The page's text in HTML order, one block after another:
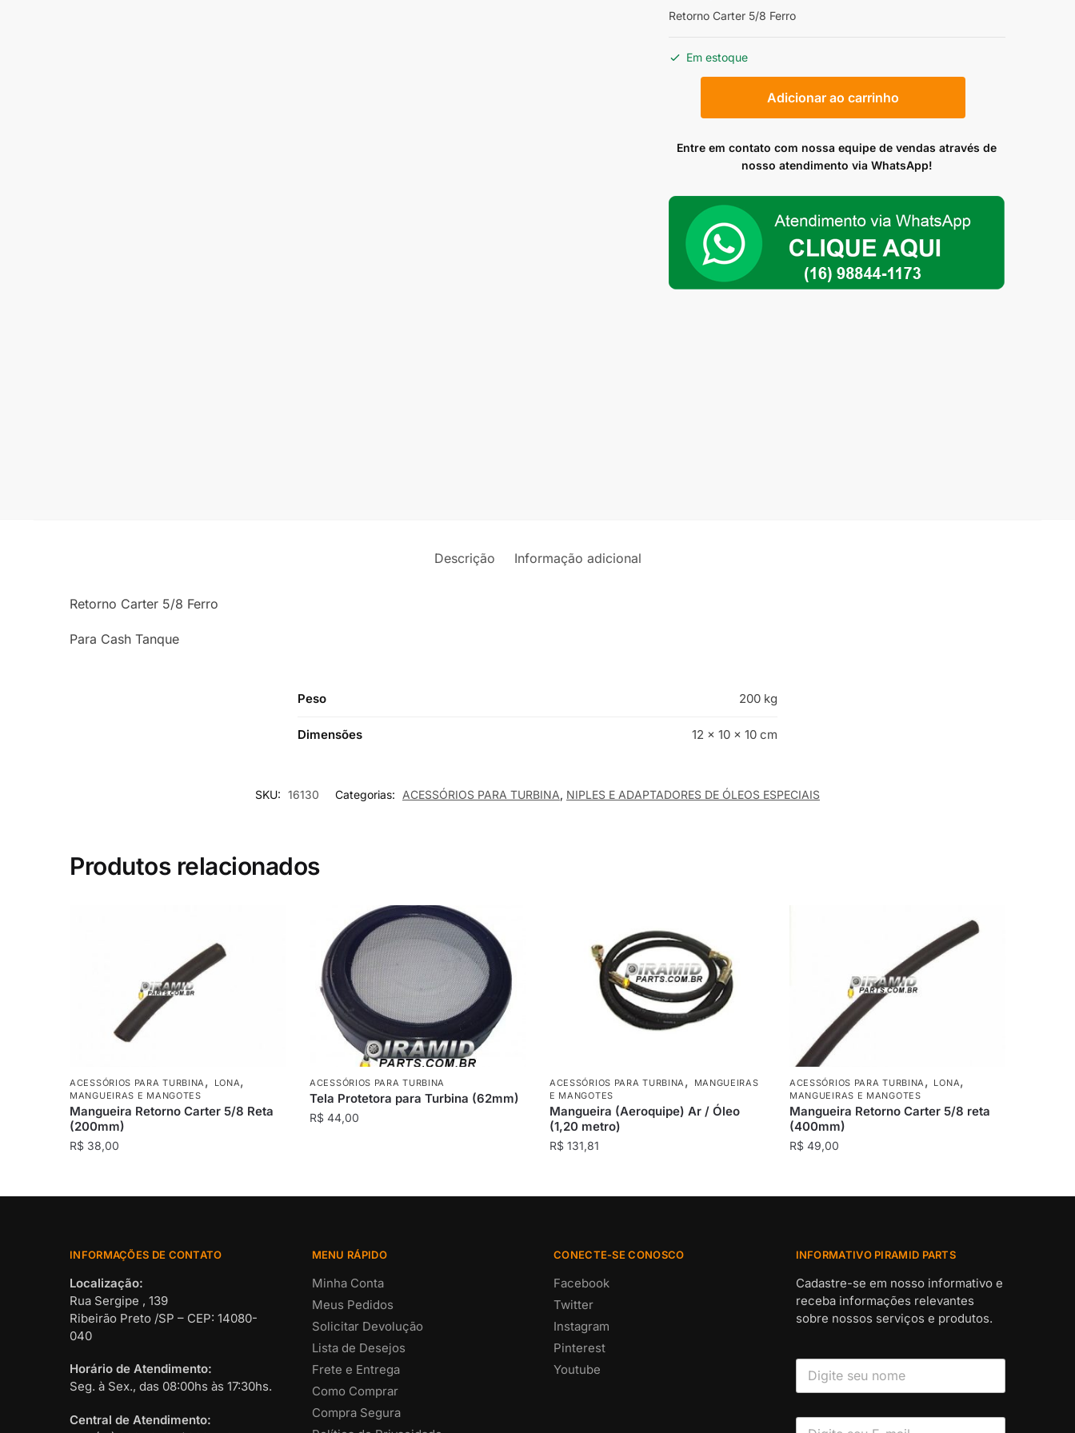
Retorno Carter 5/8 Ferro
Em estoque
Ferro
Adicionar ao carrinho
Entre em contato com nossa equipe de vendas através de
nosso atendimento via WhatsApp!
Descrição Informação adicional
Retorno Carter 5/8 Ferro
Para Cash Tanque
Peso 200 kg
Dimensões 12 × 10 × 10 cm
SKU: 16130 Categorias: ACESSÓRIOS PARA TURBINA, NIPLES E ADAPTADORES DE ÓLEOS ESPECIAIS
Produtos relacionados
ACESSÓRIOS PARA TURBINA, LONA,
MANGUEIRAS E MANGOTES
Mangueira Retorno Carter 5/8 Reta
(200mm)
R$ 38,00
ACESSÓRIOS PARA TURBINA
Tela Protetora para Turbina (62mm)
R$ 44,00
ACESSÓRIOS PARA TURBINA,
MANGUEIRAS
E MANGOTES
Mangueira (Aeroquipe) Ar / Óleo
(1,20 metro)
R$131,81
ACESSÓRIOS PARA TURBINA, LONA,
MANGUEIRAS E MANGOTES
Mangueira Retorno Carter 5/8 reta
(400mm)
R$49,00
INFORMAÇÕES DE CONTATO
Localização:
Rua Sergipe , 139
Ribeirão Preto /SP – CEP: 14080-
040
Horário de Atendimento:
Seg. à Sex., das 08:00hs às 17:30hs.
Central de Atendimento:
MENU RÁPIDO
Minha Conta
Meus Pedidos
Solicitar Devolução
Lista de Desejos
Frete e Entrega
Como Comprar
Compra Segura
CONECTE-SE CONOSCO
Facebook
Twitter
Instagram
Pinterest
Youtube
INFORMATIVO PIRAMID PARTS
Cadastre-se em nosso informativo e
receba informações relevantes
sobre nossos serviços e produtos.